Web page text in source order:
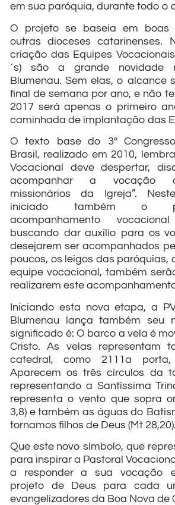
em sua paróquia, durante todo o
O projeto se baseia em boas
outras dioceses catarinenses.
criação das Equipes
´s) são a grande novidade
Blumenau. Sem elas, o alcance
final de semana por ano, e não
2017 será apenas o primeiro
caminhada de implantação das
O texto base do 3º
Brasil, realizado em 2010,
Vocacional deve despertar,
acompanhar a vocação
missionários da Igreja”.
iniciado também o
acompanhamento vocacional
buscando dar auxílio para os
desejarem ser acompanhados
poucos, os leigos das paróquias,
equipe vocacional, também
realizarem este
Iniciando esta nova etapa, a
Blumenau lança também seu
significado é: O barco a vela é
Cristo. As velas representam
catedral, como 2111a
Aparecem os três círculos da
representando a Santíssima
representa o vento que sopra
3,8) e também as águas do
tornamos filhos de Deus (Mt 28,20).
Que este novo símbolo, que
para inspirar a Pastoral
a responder a sua vocação
projeto de Deus para cada
evangelizadores da Boa Nova de